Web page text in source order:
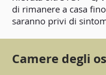
di rimanere a casa
saranno privi di
Camere degli